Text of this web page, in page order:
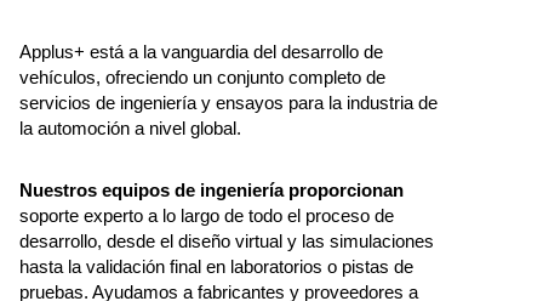
Applus+ está a la vanguardia del desarrollo de
vehículos, ofreciendo un conjunto completo de
servicios de ingeniería y ensayos para la industria de
la automoción a nivel global.
Nuestros equipos de ingeniería proporcionan
soporte experto a lo largo de todo el proceso de
desarrollo, desde el diseño virtual y las simulaciones
hasta la validación final en laboratorios o pistas de
pruebas. Ayudamos a fabricantes y proveedores a